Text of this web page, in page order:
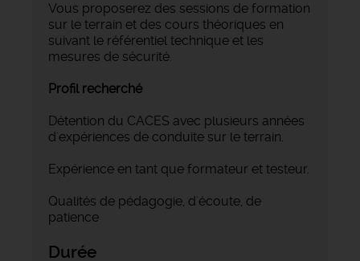
Vous proposerez des sessions de formation
sur le terrain et des cours théoriques en
suivant le référentiel technique et les
mesures de sécurité.
Profil recherché
Détention du CACES avec plusieurs années
d'expériences de conduite sur le terrain.
Expérience en tant que formateur et testeur.
Qualités de pédagogie, d'écoute, de
patience
Durée